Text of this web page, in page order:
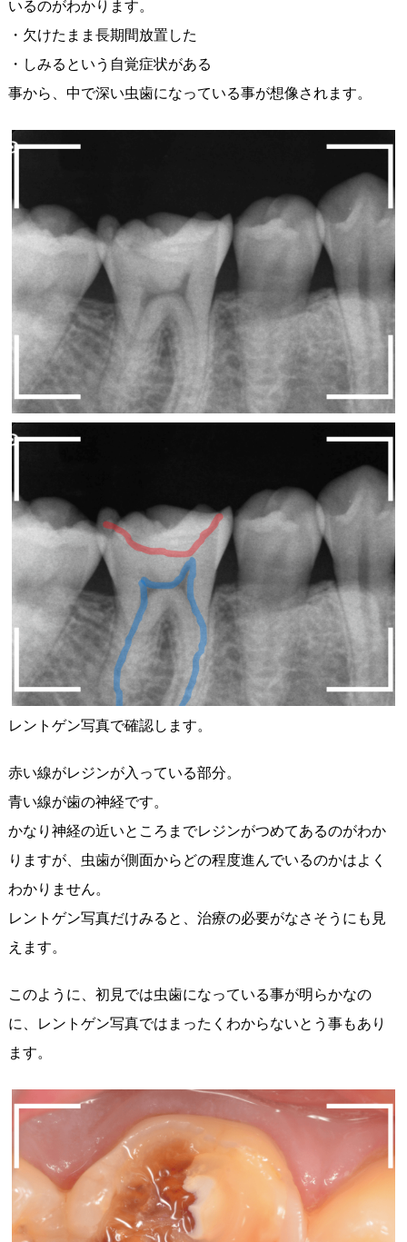
いるのがわかります。
・欠けたまま長期間放置した
・しみるという自覚症状がある
事から、中で深い虫歯になっている事が想像されます。
レントゲン写真で確認します。
赤い線がレジンが入っている部分。
青い線が歯の神経です。
かなり神経の近いところまでレジンがつめてあるのがわか
りますが、虫歯が側面からどの程度進んでいるのかはよく
わかりません。
レントゲン写真だけみると、治療の必要がなさそうにも見
えます。
このように、初見では虫歯になっている事が明らかなの
に、レントゲン写真ではまったくわからないとう事もあり
ます。